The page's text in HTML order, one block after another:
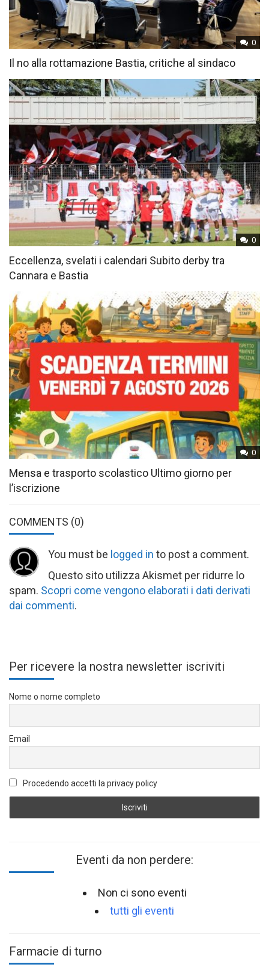
0
Il no alla rottamazione Bastia, critiche al sindaco
0
Eccellenza, svelati i calendari Subito derby tra
Cannara e Bastia
0
Mensa e trasporto scolastico Ultimo giorno per
l’iscrizione
COMMENTS (0)
You must be logged in to post a comment.
Questo sito utilizza Akismet per ridurre lo
spam. Scopri come vengono elaborati i dati derivati
dai commenti.
Per ricevere la nostra newsletter iscriviti
Nome o nome completo
Email
Procedendo accetti la privacy policy
Eventi da non perdere:
Non ci sono eventi
tutti gli eventi
Farmacie di turno